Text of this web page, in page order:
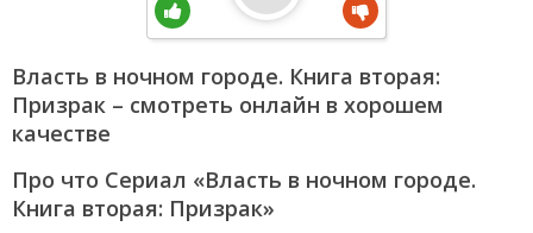
Власть в ночном городе. Книга вторая:
Призрак – смотреть онлайн в хорошем
качестве
Про что Сериал «Власть в ночном городе.
Книга вторая: Призрак»